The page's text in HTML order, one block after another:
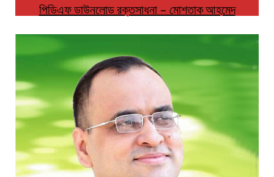
পিডিএফ ডাউনলোড রক্তসাধনা – মোশতাক আহমেদ